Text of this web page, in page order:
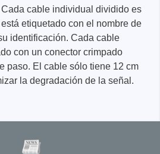
cable individual dividido es
etiquetado con el nombre de
identificación. Cada cable
con un conector crimpado
paso. El cable sólo tiene 12 cm
la degradación de la señal.